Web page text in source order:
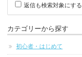
返信も検索対象にする
カテゴリーから探す
初心者・はじめて